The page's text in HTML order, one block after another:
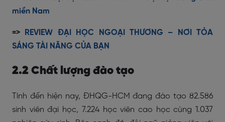
miền Nam
=>
REVIEW ĐẠI HỌC NGOẠI THƯƠNG – NƠI TỎA
SÁNG TÀI NĂNG CỦA BẠN
2.2 Chất lượng đào tạo
Tính đến hiện nay, ĐHQG-HCM đang đào tạo 82.586
sinh viên đại học, 7.224 học viên cao học cùng 1.037